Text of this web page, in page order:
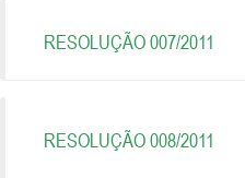
RESOLUÇÃO 007/2011
RESOLUÇÃO 008/2011